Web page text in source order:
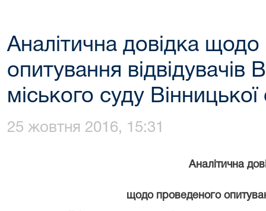
Аналітична довідка
опитування відвідувачів
міського суду Вінницької
25 жовтня 2016, 15:31
Аналітична
щодо проведеного